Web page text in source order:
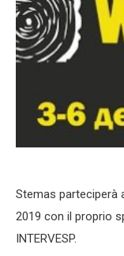
Stemas parteciperà
2019 con il proprio
INTERVESP.